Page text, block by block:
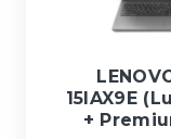
15IAX9E
+